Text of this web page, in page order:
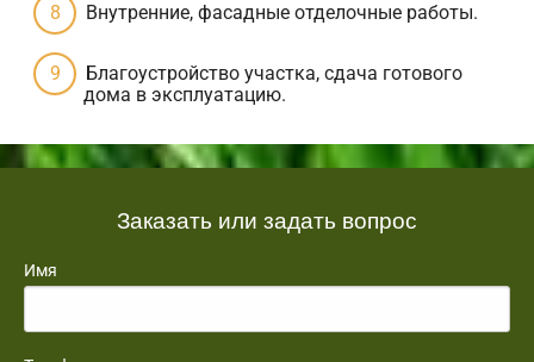
Внутренние, фасадные отделочные работы.
Благоустройство участка, сдача готового
дома в эксплуатацию.
Заказать или задать вопрос
Имя